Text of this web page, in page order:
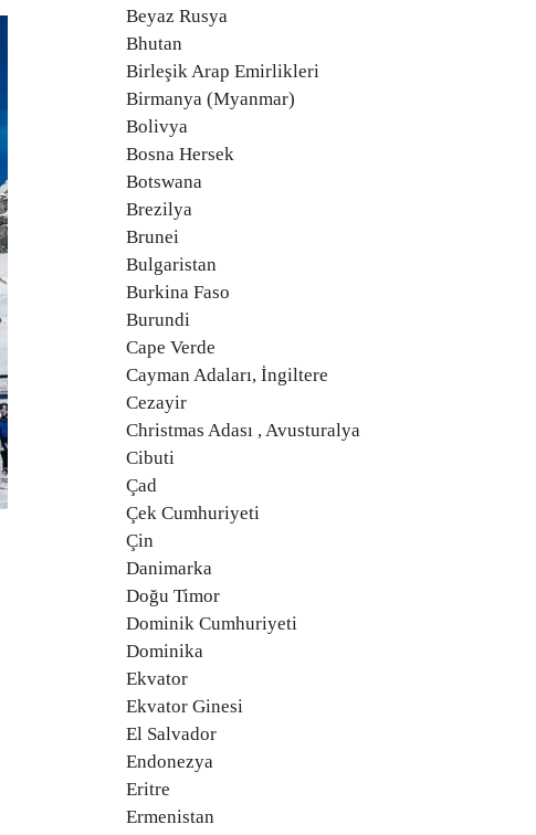
Beyaz Rusya
Bhutan
Birleşik Arap Emirlikleri
Birmanya (Myanmar)
Bolivya
Bosna Hersek
Botswana
Brezilya
Brunei
Bulgaristan
Burkina Faso
Burundi
Cape Verde
Cayman Adaları, İngiltere
Cezayir
Christmas Adası , Avusturalya
Cibuti
Çad
Çek Cumhuriyeti
Çin
Danimarka
Doğu Timor
Dominik Cumhuriyeti
Dominika
Ekvator
Ekvator Ginesi
El Salvador
Endonezya
Eritre
Ermenistan